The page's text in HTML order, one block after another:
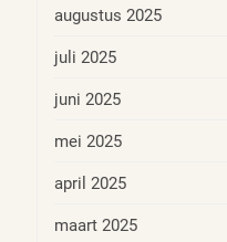
augustus 2025
juli 2025
juni 2025
mei 2025
april 2025
maart 2025